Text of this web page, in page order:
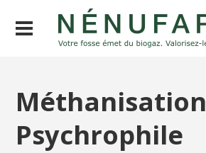
Méthanisation
Psychrophile